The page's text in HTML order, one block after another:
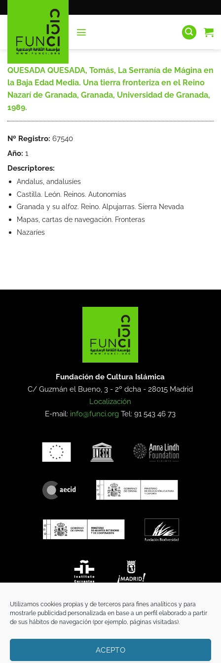
Utilizamos cookies propias y de terceros para fines analíticos y para
mostrarle publicidad personalizada en base a un perfil elaborado a partir
de sus hábitos de navegación (por ejemplo, páginas visitadas).
ACEPTO
al
QUESADA QUESADA, Tomás, La Serranía de Mágina en
la Baja Edad Media. Una tierra fronteriza en el Reino
Nazarí de Granada, Granada, Universidad de Granada,
1989.
Nº Registro: 67540
Año: 1
Descriptores:
Andalus, andalusíes
Castilla. León. Reinos. Autonomías
Granada y su alfoz. Reino. Alpujarras. Sierra Nevada
Mapas, cartas de navegación. Fronteras
Nazaríes
Fundación de Cultura Islámica
C/ Guzmán el Bueno, 3 - 2º dcha -28015 Madrid
Localización
E-mail: info@funci.org Tel: 91 543 46 73